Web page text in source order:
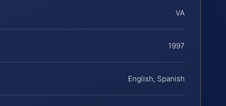
VA
1997
English, Spanish